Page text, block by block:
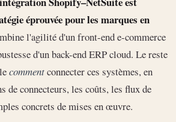
éprouvée pour les marques en
l'agilité d'un front-end e-commerce
d'un back-end ERP cloud. Le reste
commentconnecter ces systèmes, en
de connecteurs, les coûts, les flux de
concrets de mises en œuvre.